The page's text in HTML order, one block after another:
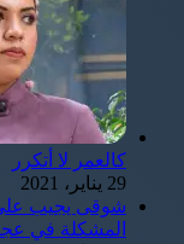
كالعمر لا أتكرر
29 يناير، 2021
شوقى يجيب على
المشكلة في